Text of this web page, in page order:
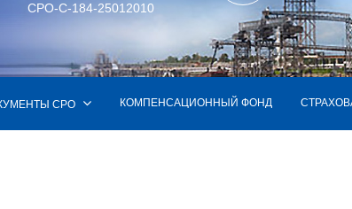
СРО-С-184-25012010
СРО КОМПЕНСАЦИОННЫЙ ФОНД